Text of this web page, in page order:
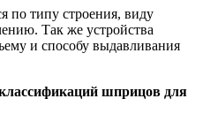
по типу строения, виду
Так же устройства
и способу выдавливания
шприцов для